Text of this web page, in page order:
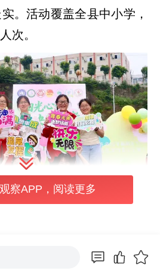
。活动覆盖全县中小学，
次。
生心理压力普遍增大的情
察APP，阅读更多